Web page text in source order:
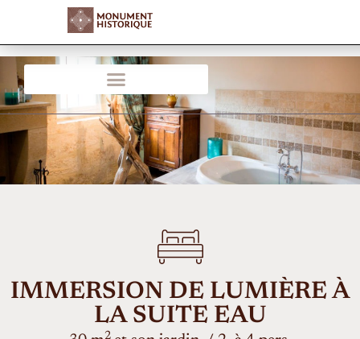
IMMERSION DE LUMIÈRE À
LA SUITE EAU
2